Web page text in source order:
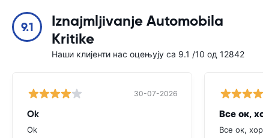
9.1
Iznajmljivanje Automobila
Kritike
Наши клијенти нас оцењују са 9.1 /10 од 12842
30-07-2026
Ok
Ok
Все ок,
Все ок,